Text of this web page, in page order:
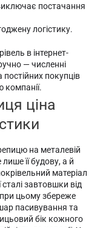
постачання
логістику.
в інтернет-
— численні
покупців
компанії.
ціна
на металевій
її будову, а й
матеріал
завтовшки від
цьому збереже
пасивування та
бік кожного